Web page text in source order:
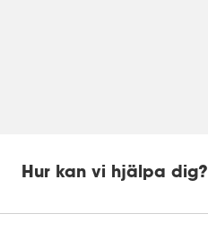
Hur kan vi hjälpa dig?